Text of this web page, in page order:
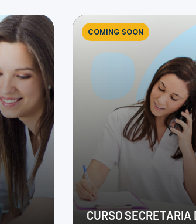
COMING SOON
CURSO SECRETARIA